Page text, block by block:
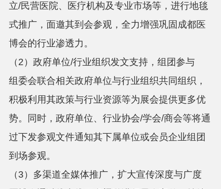
立/民营医院、医疗机构及专业市场等，进行地毯
式推广，面邀其到会参观，全力增强巩固成都医
博会的行业渗透力。
（2） 政府单位/行业组织发文支持，组团参与
组委会联合相关政府单位与行业组织共同组织，
积极利用其政策与行业资源等为展会提供更多优
势。同时，政府单位、行业协会/学会/商会等将通
过下发参观文件通知其下属单位或会员企业组团
到场参观。
（3）多渠道全媒体推广，扩大宣传深度与广度